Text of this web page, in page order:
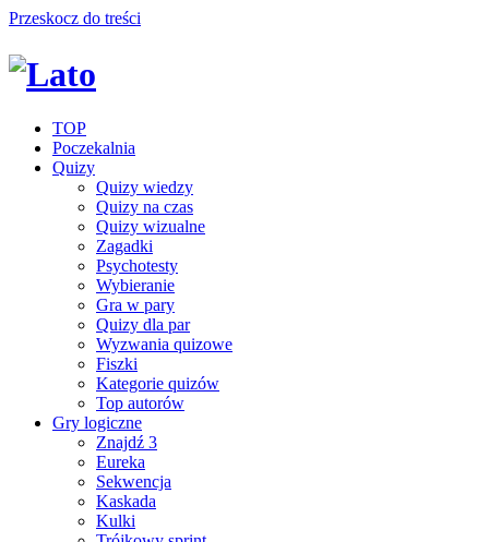
Przeskocz do treści
TOP
Poczekalnia
Quizy
Quizy wiedzy
Quizy na czas
Quizy wizualne
Zagadki
Psychotesty
Wybieranie
Gra w pary
Quizy dla par
Wyzwania quizowe
Fiszki
Kategorie quizów
Top autorów
Gry logiczne
Znajdź 3
Eureka
Sekwencja
Kaskada
Kulki